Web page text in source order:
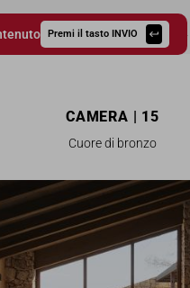
Premi il tasto INVIO
CAMERA | 15
Cuore di bronzo